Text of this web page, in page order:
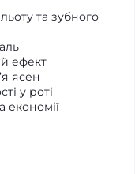
та зубного
ефект
ясен
у роті
економії